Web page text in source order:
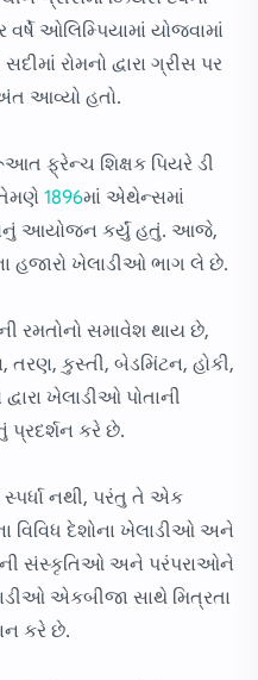
ઓલિમ્પિયામાં યોજવામાં
રોમનો દ્વારા ગ્રીસ પર
આવ્યો હતો.
ફ્રેન્ચ શિક્ષક પિયરે ડી
તેમણે 1896માં એથેન્સમાં
આયોજન કર્યું હતું. આજે,
હજારો ખેલાડીઓ ભાગ લે છે.
રમતોનો સમાવેશ થાય છે,
કુસ્તી, બેડમિંટન, હોકી,
ખેલાડીઓ પોતાની
પ્રદર્શન કરે છે.
નથી, પરંતુ તે એક
વિવિધ દેશોના ખેલાડીઓ અને
સંસ્કૃતિઓ અને પરંપરાઓને
એકબીજા સાથે મિત્રતા
કરે છે.